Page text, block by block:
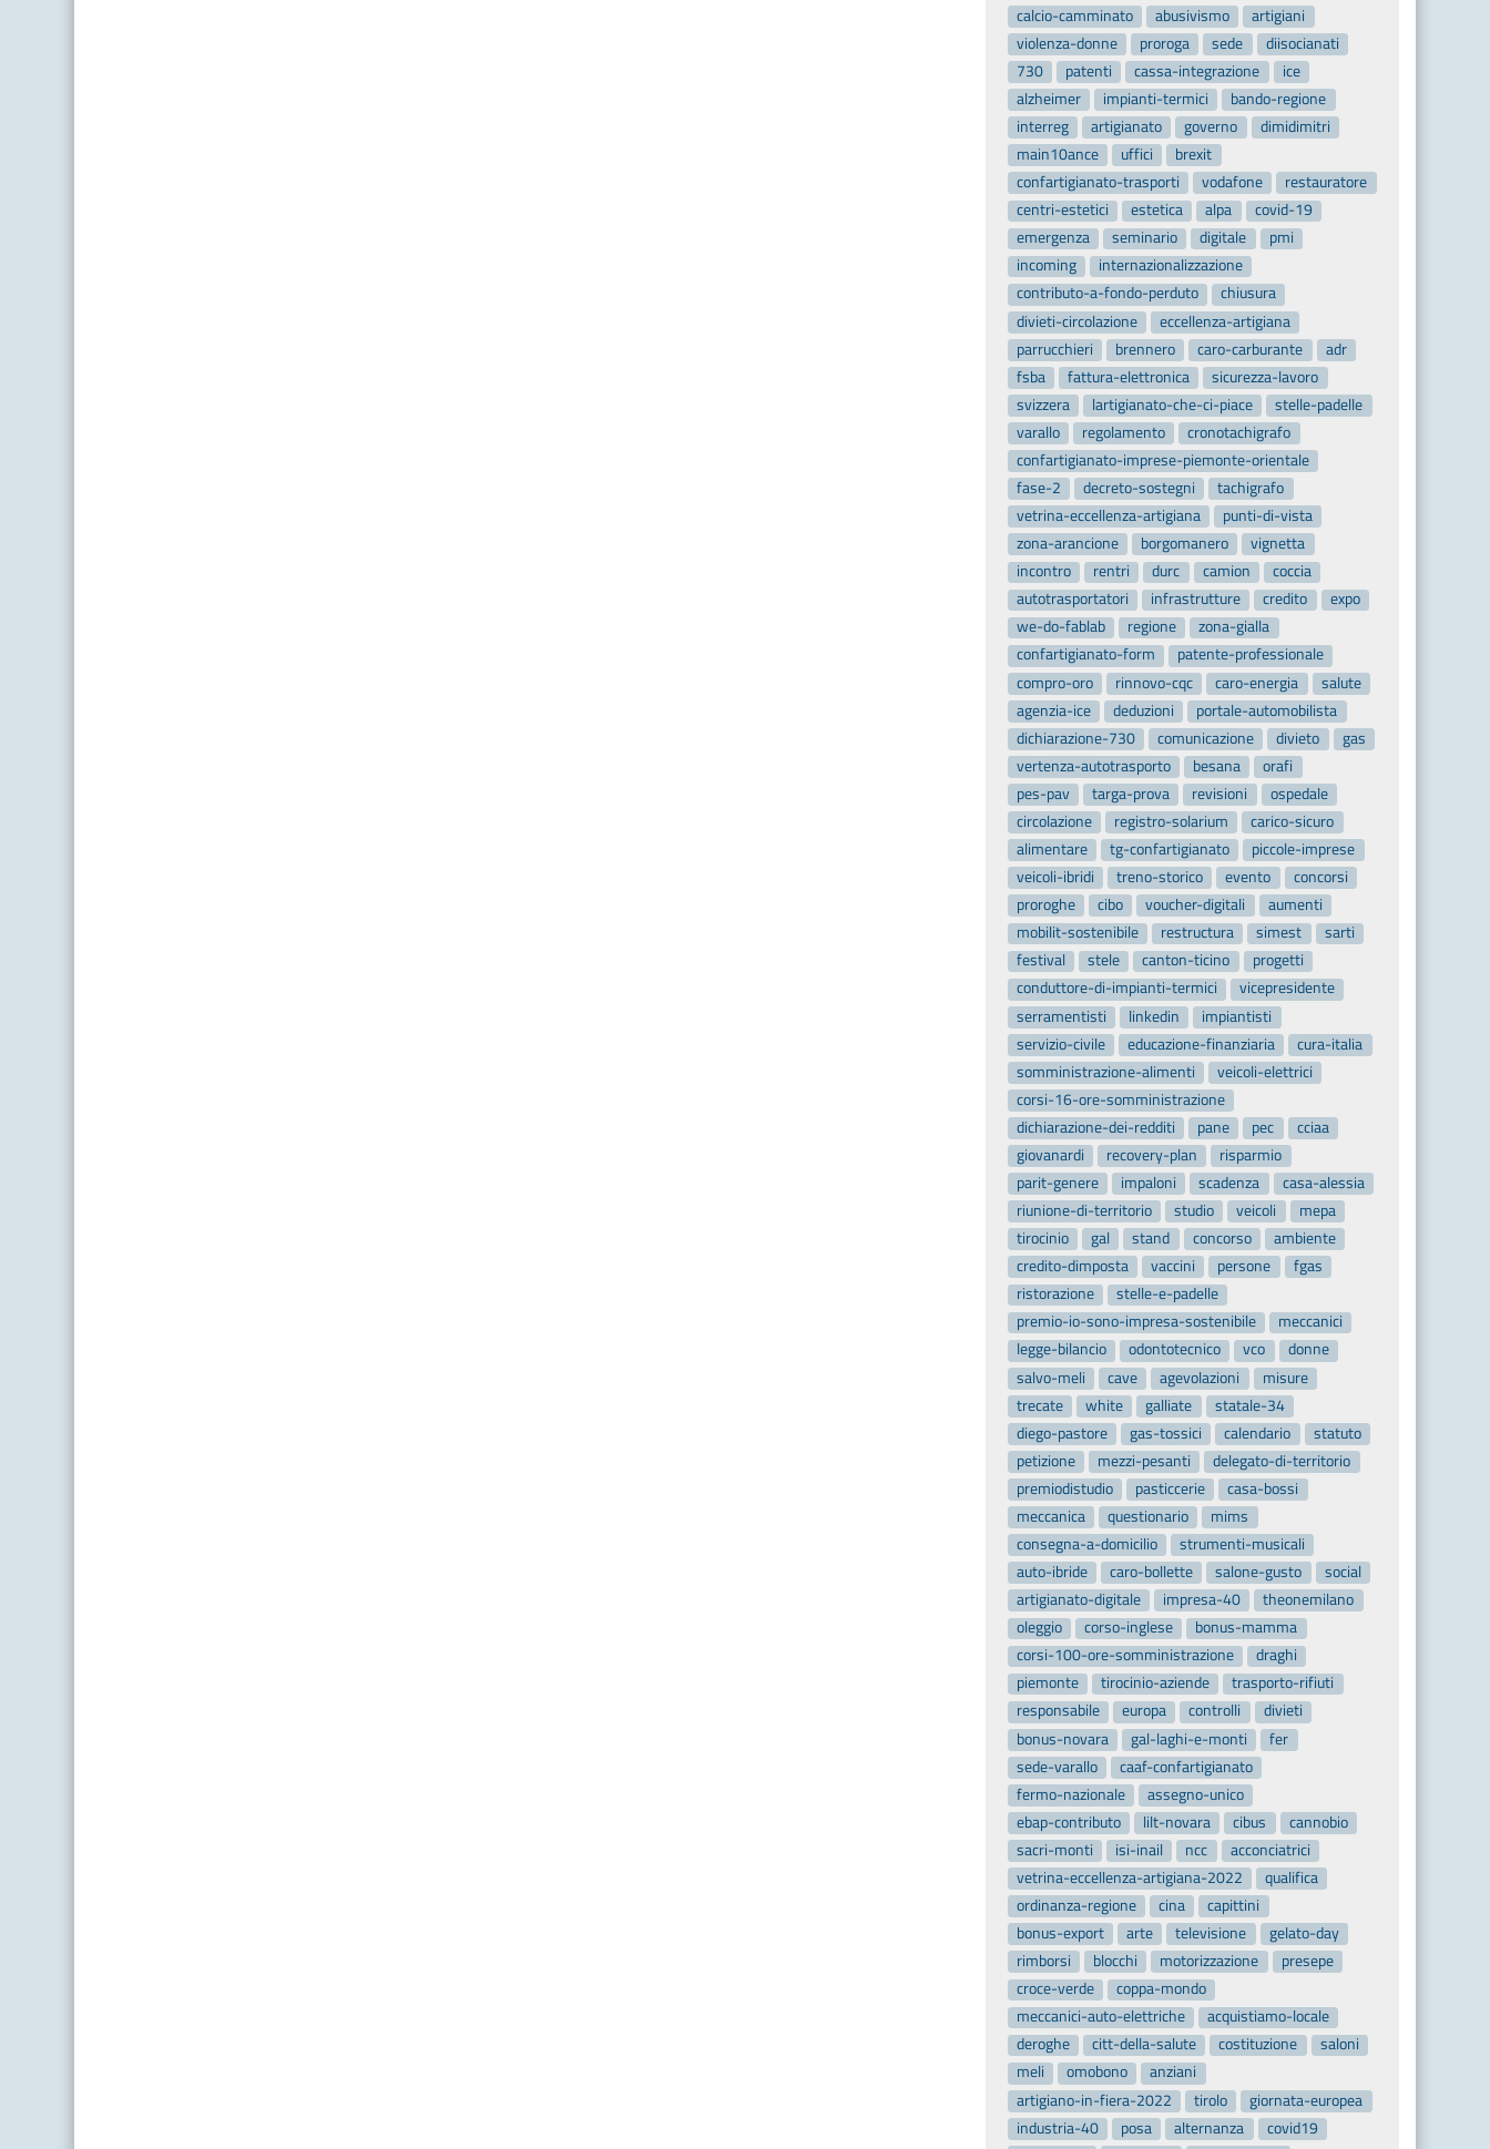
calcio-camminato
abusivismo
artigiani
violenza-donne
proroga sede
diisocianati
730
patenti cassa-integrazione
ice
alzheimer
impianti-termici
bando-regione
interreg
artigianato governo
dimidimitri
main10ance
uffici
brexit
confartigianato-trasporti
vodafone
restauratore
centri-estetici
estetica alpa
covid-19
emergenza
seminario digitale
pmi
incoming
internazionalizzazione
contributo-a-fondo-perduto
chiusura
divieti-circolazione
eccellenza-artigiana
parrucchieri
brennero caro-carburante
adr
fsba
fattura-elettronica
sicurezza-lavoro
svizzera
lartigianato-che-ci-piace
stelle-padelle
varallo
regolamento
cronotachigrafo
confartigianato-imprese-piemonte-orientale
fase-2
decreto-sostegni
tachigrafo
vetrina-eccellenza-artigiana
punti-di-vista
zona-arancione
borgomanero
vignetta
incontro
rentri durc camion
coccia
autotrasportatori
infrastrutture credito
expo
we-do-fablab
regione
zona-gialla
confartigianato-form
patente-professionale
compro-oro
rinnovo-cqc caro-energia
salute
agenzia-ice
deduzioni
portale-automobilista
dichiarazione-730
comunicazione divieto
gas
vertenza-autotrasporto
besana
orafi
pes-pav
targa-prova revisioni
ospedale
circolazione
registro-solarium
carico-sicuro
alimentare
tg-confartigianato
piccole-imprese
veicoli-ibridi
treno-storico evento
concorsi
proroghe
cibo voucher-digitali
aumenti
mobilit-sostenibile
restructura simest
sarti
festival
stele canton-ticino
progetti
conduttore-di-impianti-termici
vicepresidente
serramentisti
linkedin
impiantisti
servizio-civile
educazione-finanziaria
cura-italia
somministrazione-alimenti
veicoli-elettrici
corsi-16-ore-somministrazione
dichiarazione-dei-redditi
pane pec
cciaa
giovanardi
recovery-plan
risparmio
parit-genere
impaloni scadenza
casa-alessia
riunione-di-territorio
studio veicoli
mepa
tirocinio
gal stand concorso
ambiente
credito-dimposta
vaccini persone
fgas
ristorazione
stelle-e-padelle
premio-io-sono-impresa-sostenibile
meccanici
legge-bilancio
odontotecnico vco
donne
salvo-meli
cave agevolazioni
misure
trecate
white galliate
statale-34
diego-pastore
gas-tossici calendario
statuto
petizione
mezzi-pesanti
delegato-di-territorio
premiodistudio
pasticcerie
casa-bossi
meccanica
questionario
mims
consegna-a-domicilio
strumenti-musicali
auto-ibride
caro-bollette salone-gusto
social
artigianato-digitale
impresa-40
theonemilano
oleggio
corso-inglese
bonus-mamma
corsi-100-ore-somministrazione
draghi
piemonte
tirocinio-aziende
trasporto-rifiuti
responsabile
europa controlli
divieti
bonus-novara
gal-laghi-e-monti
fer
sede-varallo
caaf-confartigianato
fermo-nazionale
assegno-unico
ebap-contributo
lilt-novara cibus
cannobio
sacri-monti
isi-inail ncc
acconciatrici
vetrina-eccellenza-artigiana-2022
qualifica
ordinanza-regione
cina
capittini
bonus-export
arte televisione
gelato-day
rimborsi
blocchi motorizzazione
presepe
croce-verde
coppa-mondo
meccanici-auto-elettriche
acquistiamo-locale
deroghe
citt-della-salute costituzione
saloni
meli
omobono
anziani
artigiano-in-fiera-2022
tirolo
giornata-europea
industria-40
posa alternanza
covid19